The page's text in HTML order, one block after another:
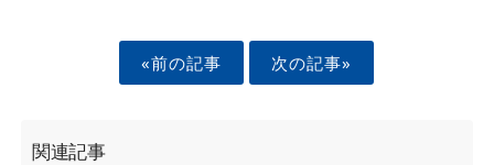
«前の記事 次の記事»
関連記事